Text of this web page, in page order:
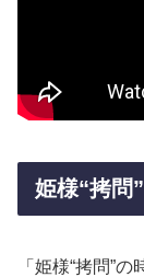
姫様“拷問
「姫様“拷問”